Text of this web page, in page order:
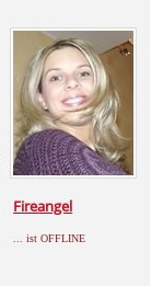
Fireangel
... ist OFFLINE